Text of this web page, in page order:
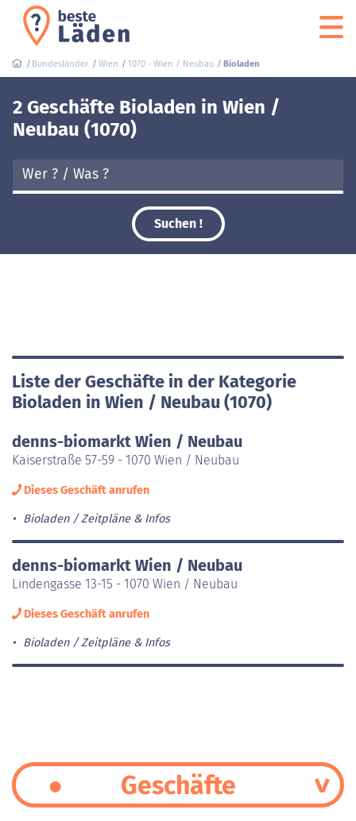
Bundesländer Wien 1070 - Wien / Neubau Bioladen
2 Geschäfte Bioladen in Wien /
Neubau (1070)
Suchen !
Liste der Geschäfte in der Kategorie
Bioladen in Wien / Neubau (1070)
denns-biomarkt Wien / Neubau
Kaiserstraße 57-59 - 1070 Wien / Neubau
Dieses Geschäft anrufen
Bioladen Zeitpläne & Infos
denns-biomarkt Wien / Neubau
Lindengasse 13-15 - 1070 Wien / Neubau
Dieses Geschäft anrufen
Bioladen Zeitpläne & Infos
Geschäfte